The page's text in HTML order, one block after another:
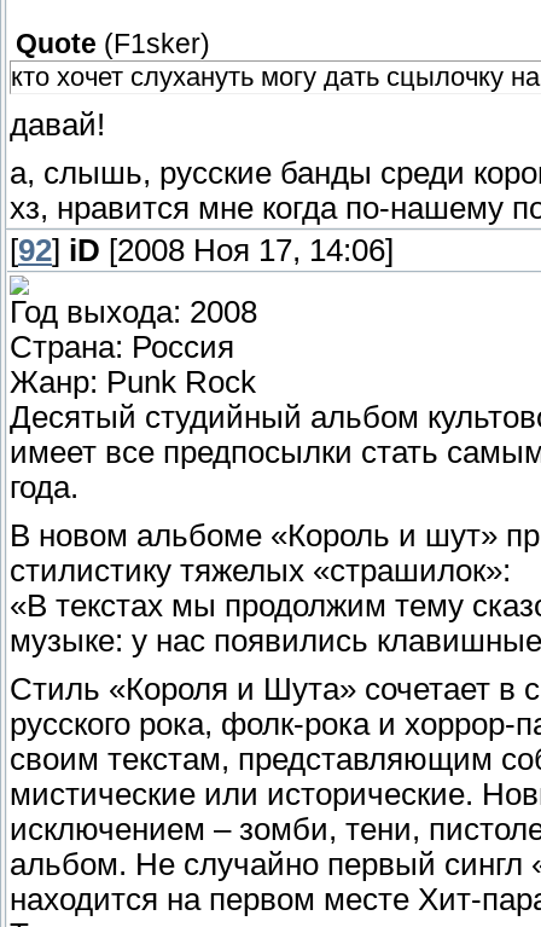
Quote ( F1sker)
кто хочет слухануть могу дать сцылочку
давай!
а, слышь, русские банды среди
хз, нравится мне когда по-нашему
[92] iD [2008 Ноя 17, 14:06]
Год выхода: 2008
Страна: Россия
Жанр: Punk Rock
Десятый студийный альбом
имеет все предпосылки стать
года.
В новом альбоме «Король и шут»
стилистику тяжелых «страшилок»:
«В текстах мы продолжим тему
музыке: у нас появились
Стиль «Короля и Шута» сочетает в
русского рока, фолк-рока и хоррор-
своим текстам, представляющим
мистические или исторические.
исключением – зомби, тени,
альбом. Не случайно первый сингл
находится на первом месте Хит-